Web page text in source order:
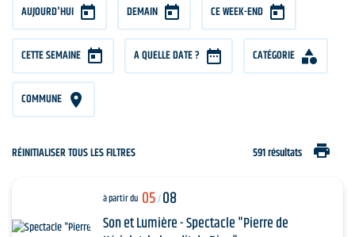
AUJOURD'HUI DEMAIN CE WEEK-END
CETTE SEMAINE A QUELLE DATE ? CATÉGORIE
COMMUNE
RÉINITIALISER TOUS LES FILTRES 591 résultats print
à partir du 05/08
Son et Lumière - Spectacle "Pierre de